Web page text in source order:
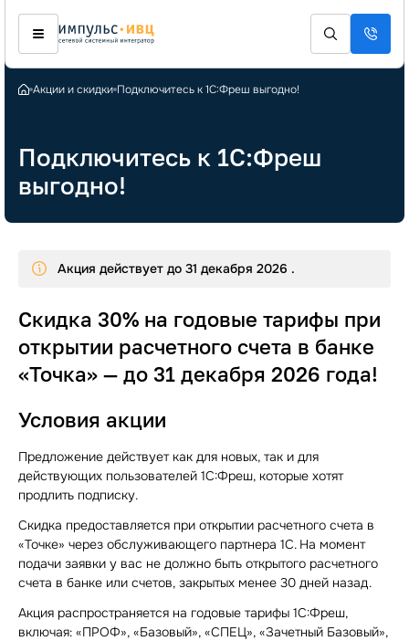
Акции и скидки Подключитесь к 1С:Фреш выгодно!
Подключитесь к 1С:Фреш
выгодно!
Акция действует до 31 декабря 2026 .
Скидка 30% на годовые тарифы при
открытии расчетного счета в банке
«Точка» — до 31 декабря 2026 года!
Условия акции
Предложение действует как для новых, так и для
действующих пользователей 1С:Фреш, которые хотят
продлить подписку.
Скидка предоставляется при открытии расчетного счета в
«Точке» через обслуживающего партнера 1С. На момент
подачи заявки у вас не должно быть открытого расчетного
счета в банке или счетов, закрытых менее 30 дней назад.
Акция распространяется на годовые тарифы 1С:Фреш,
включая: «ПРОФ», «Базовый», «СПЕЦ», «Зачетный Базовый»,